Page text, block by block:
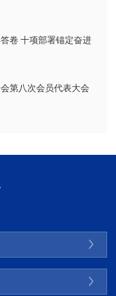
卷 十项部署锚定奋进
第八次会员代表大会